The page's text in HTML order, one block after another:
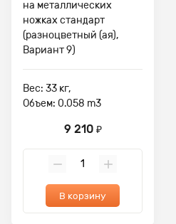
на металлических
ножках стандарт
(разноцветный (ая),
Вариант 9)
Вес: 33 кг,
Объем: 0.058 m3
9 210 ₽
В корзину